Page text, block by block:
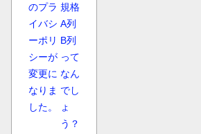
のプラ
イバシ
ーポリ
シーが
変更に
なりま
した。
規格
A列
B列
って
なん
でし
ょ
う？